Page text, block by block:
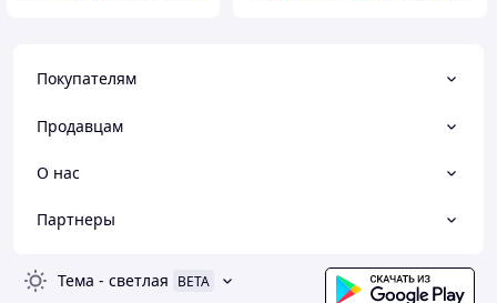
Покупателям
Продавцам
О нас
Партнеры
Тема - светлая BETA